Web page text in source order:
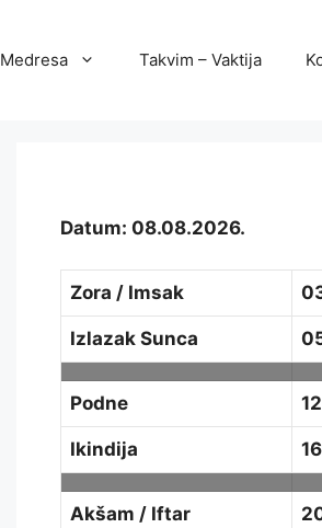
Medresa Takvim – Vaktija
Datum: 08.08.2026.
Zora / Imsak
Izlazak Sunca
Podne
Ikindija
Akšam / Iftar